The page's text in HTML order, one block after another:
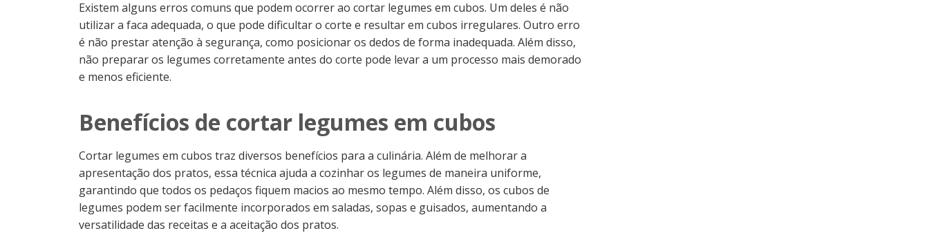
Existem alguns erros comuns que podem ocorrer ao cortar legumes em cubos. Um deles é não
utilizar a faca adequada, o que pode dificultar o corte e resultar em cubos irregulares. Outro erro
é não prestar atenção à segurança, como posicionar os dedos de forma inadequada. Além disso,
não preparar os legumes corretamente antes do corte pode levar a um processo mais demorado
e menos eficiente.
Benefícios de cortar legumes em cubos
Cortar legumes em cubos traz diversos benefícios para a culinária. Além de melhorar a
apresentação dos pratos, essa técnica ajuda a cozinhar os legumes de maneira uniforme,
garantindo que todos os pedaços fiquem macios ao mesmo tempo. Além disso, os cubos de
legumes podem ser facilmente incorporados em saladas, sopas e guisados, aumentando a
versatilidade das receitas e a aceitação dos pratos.